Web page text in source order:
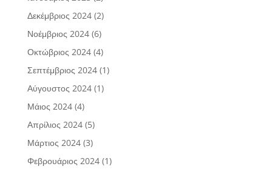
Δεκέμβριος 2024(2)
Νοέμβριος 2024(6)
Οκτώβριος 2024(4)
Σεπτέμβριος 2024(1)
Αύγουστος 2024(1)
Μάιος 2024(4)
Απρίλιος 2024(5)
Μάρτιος 2024(3)
Φεβρουάριος 2024(1)